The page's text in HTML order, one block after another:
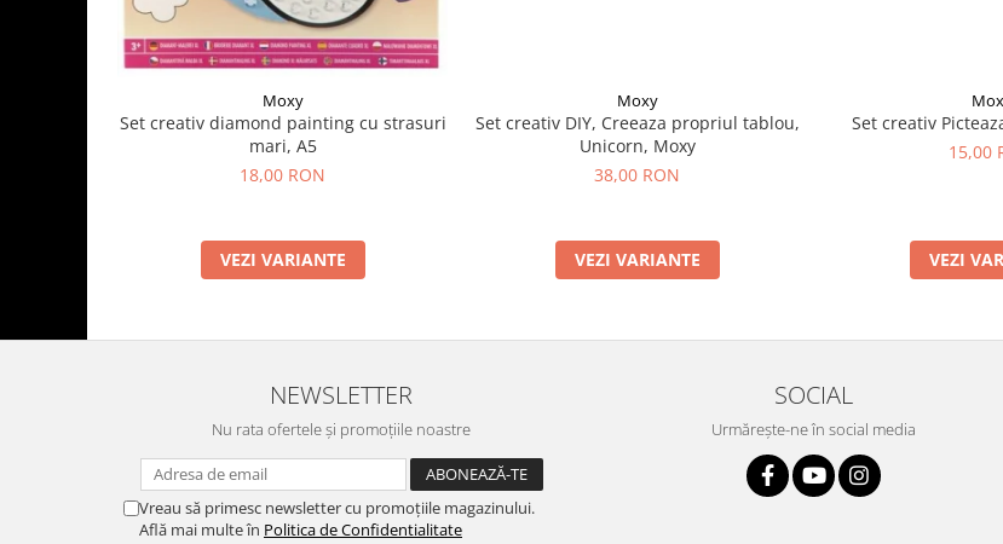
Moxy
Set creativ diamond painting cu strasuri
mari, A5
18,00 RON
VEZI VARIANTE
Moxy
Set creativ DIY, Creeaza propriul tablou,
Unicorn, Moxy
38,00 RON
VEZI VARIANTE
Set creativ
15,00
VEZI
NEWSLETTER
Nu rata ofertele și promoțiile noastre
Vreau să primesc newsletter cu promoțiile magazinului.
Află mai multe în Politica de Confidentialitate
SOCIAL
Urmărește-ne în social media